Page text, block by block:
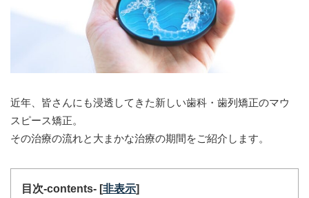
近年、皆さんにも浸透してきた新しい歯科・歯列矯正のマウ
スピース矯正。
その治療の流れと大まかな治療の期間をご紹介します。
目次-contents- [非表示]